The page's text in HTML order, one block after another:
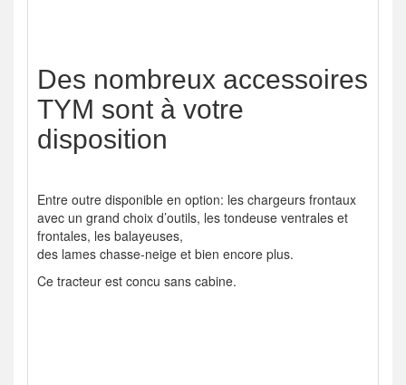
Des nombreux accessoires
TYM sont à votre
disposition
Entre outre disponible en option: les chargeurs frontaux
avec un grand choix d’outils, les tondeuse ventrales et
frontales, les balayeuses,
des lames chasse-neige et bien encore plus.
Ce tracteur est concu sans cabine.